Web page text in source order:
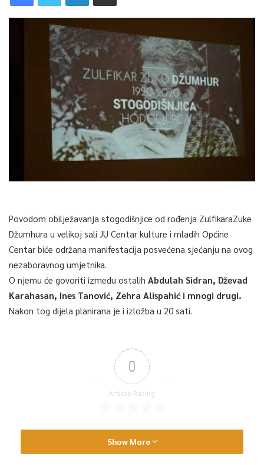
Povodom obilježavanja stogodišnjice od rođenja ZulfikaraZuke
Džumhura u velikoj sali JU Centar kulture i mladih Općine
Centar biće održana manifestacija posvećena sjećanju na ovog
nezaboravnog umjetnika.
O njemu će govoriti između ostalih Abdulah Sidran, Dževad
Karahasan, Ines Tanović, Zehra Alispahić i mnogi drugi.
Nakon tog dijela planirana je i izložba u 20 sati.
0
Article Rating
Show More